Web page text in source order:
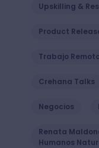
Upskilling &
Product
Trabajo
Crehana Talks
Negocios
Renata
Humanos